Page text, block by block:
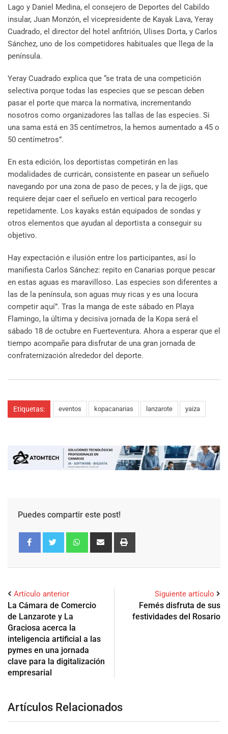
Lago y Daniel Medina, el consejero de Deportes del Cabildo
insular, Juan Monzón, el vicepresidente de Kayak Lava, Yeray
Cuadrado, el director del hotel anfitrión, Ulises Dorta, y Carlos
Sánchez, uno de los competidores habituales que llega de la
península.
Yeray Cuadrado explica que “se trata de una competición
selectiva porque todas las especies que se pescan deben
pasar el porte que marca la normativa, incrementando
nosotros como organizadores las tallas de las especies. Si
una sama está en 35 centímetros, la hemos aumentado a 45 o
50 centímetros”.
En esta edición, los deportistas competirán en las
modalidades de curricán, consistente en pasear un señuelo
navegando por una zona de paso de peces, y la de jigs, que
requiere dejar caer el señuelo en vertical para recogerlo
repetidamente. Los kayaks están equipados de sondas y
otros elementos que ayudan al deportista a conseguir su
objetivo.
Hay expectación e ilusión entre los participantes, así lo
manifiesta Carlos Sánchez: repito en Canarias porque pescar
en estas aguas es maravilloso. Las especies son diferentes a
las de la península, son aguas muy ricas y es una locura
competir aquí”. Tras la manga de este sábado en Playa
Flamingo, la última y decisiva jornada de la Kopa será el
sábado 18 de octubre en Fuerteventura. Ahora a esperar que el
tiempo acompañe para disfrutar de una gran jornada de
confraternización alrededor del deporte.
Etiquetas: eventos kopacanarias lanzarote yaiza
Puedes compartir este post!
Artículo anterior
La Cámara de Comercio
de Lanzarote y La
Graciosa acerca la
inteligencia artificial a las
pymes en una jornada
clave para la digitalización
empresarial
Siguiente artículo
Femés disfruta de sus
festividades del Rosario
Artículos Relacionados